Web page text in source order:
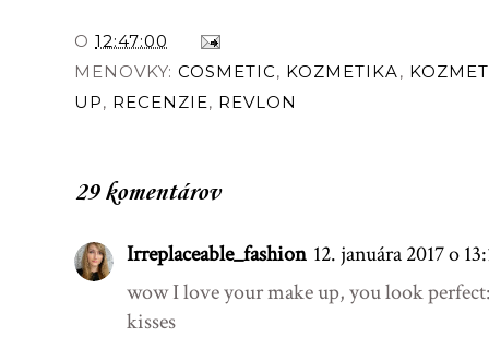
O 12:47:00
MENOVKY: COSMETIC, KOZMETIKA,
UP, RECENZIE, REVLON
29 komentárov
Irreplaceable_fashion 12. januára 2017 o
wow I love your make up, you look
kisses